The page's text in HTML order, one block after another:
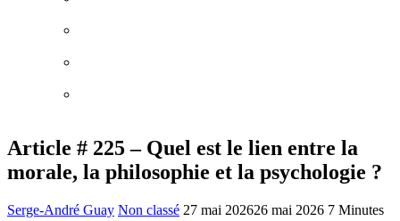
Article # 225 – Quel est le lien entre la
morale, la philosophie et la psychologie ?
Serge-André Guay Non classé 27 mai 202626 mai 2026 7 Minutes